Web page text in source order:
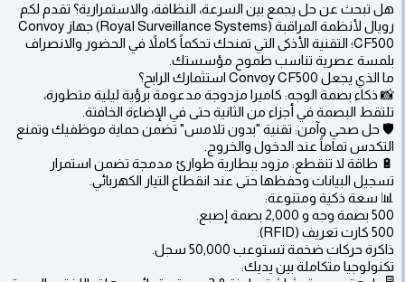
هل تبحث عن حل يجمع بين السرعة، النظافة، والاستمرارية؟ تقدم لكم
رويال لأنظمة المراقبة (Royal Surveillance Systems) جهاز Convoy
CF500؛ التقنية الأذكى التي تمنحك تحكماً كاملاً في الحضور والانصراف
بلمسة عصرية تناسب طموح مؤسستك.
ما الذي يجعل Convoy CF500 استثمارك الرابح؟
📸 ذكاء بصمة الوجه: كاميرا مزدوجة مدعومة برؤية ليلية متطورة،
تلتقط البصمة في أجزاء من الثانية حتى في الإضاءة الخافتة.
🛡️ حل صحي وآمن: تقنية "بدون تلامس" تضمن حماية موظفيك وتمنع
التكدس تماماً عند الدخول والخروج.
🔋 طاقة لا تنقطع: مزود ببطارية طوارئ مدمجة تضمن استمرار
تسجيل البيانات وحفظها حتى عند انقطاع التيار الكهربائي.
📊 سعة ذكية ومتنوعة:
500 بصمة وجه و 2,000 بصمة إصبع.
500 كارت تعريف (RFID).
ذاكرة حركات ضخمة تستوعب 50,000 سجل.
تكنولوجيا متكاملة بين يديك: